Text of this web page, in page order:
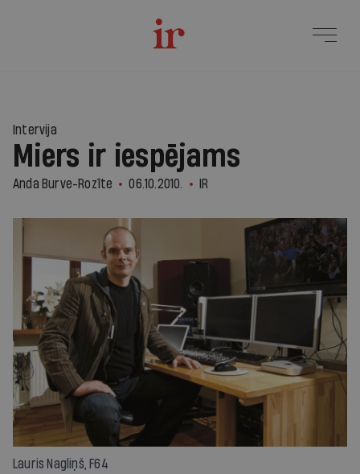
Intervija
Miers ir iespējams
Anda Burve-Rozīte 06.10.2010. IR
Lauris Nagliņš, F64